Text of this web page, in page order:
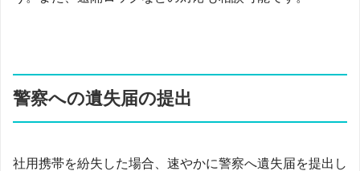
警察への遺失届の提出
社用携帯を紛失した場合、速やかに警察へ遺失届を提出し